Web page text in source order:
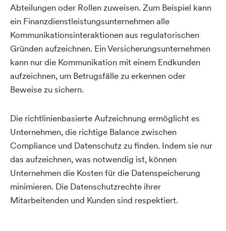
Abteilungen oder Rollen zuweisen. Zum Beispiel kann
ein Finanzdienstleistungsunternehmen alle
Kommunikationsinteraktionen aus regulatorischen
Gründen aufzeichnen. Ein Versicherungsunternehmen
kann nur die Kommunikation mit einem Endkunden
aufzeichnen, um Betrugsfälle zu erkennen oder
Beweise zu sichern.
Die richtlinienbasierte Aufzeichnung ermöglicht es
Unternehmen, die richtige Balance zwischen
Compliance und Datenschutz zu finden. Indem sie nur
das aufzeichnen, was notwendig ist, können
Unternehmen die Kosten für die Datenspeicherung
minimieren. Die Datenschutzrechte ihrer
Mitarbeitenden und Kunden sind respektiert.